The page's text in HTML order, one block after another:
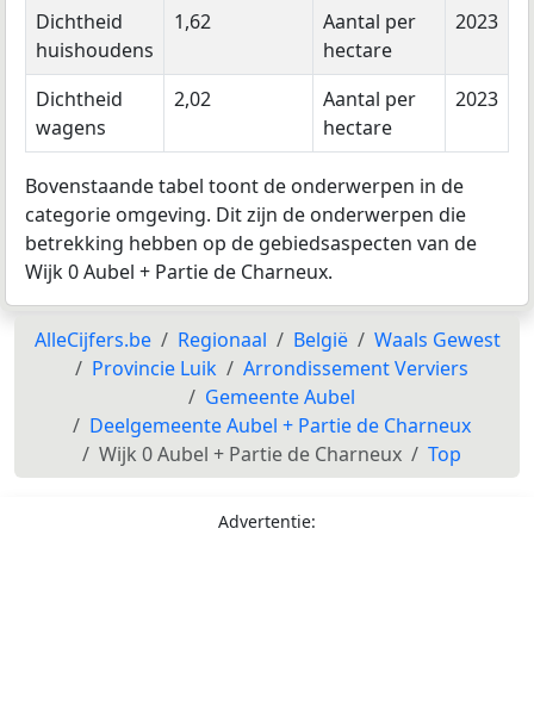
Dichtheid
huishoudens
1,62
Aantal per
hectare
2023
Dichtheid
wagens
2,02
Aantal per
hectare
2023
Bovenstaande tabel toont de onderwerpen in de
categorie omgeving. Dit zijn de onderwerpen die
betrekking hebben op de gebiedsaspecten van de
Wijk 0 Aubel + Partie de Charneux.
AlleCijfers.be Regionaal België
Waals Gewest
Provincie Luik
Arrondissement Verviers
Gemeente Aubel
Deelgemeente Aubel + Partie de Charneux
Wijk 0 Aubel + Partie de Charneux
Top
Advertentie: